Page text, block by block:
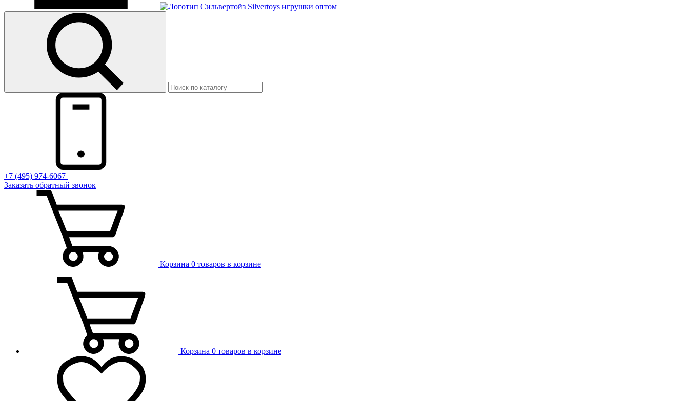
+7 (495) 974-6067
Заказать обратный звонок
Корзина 0 товаров в корзине
Корзина 0 товаров в корзине